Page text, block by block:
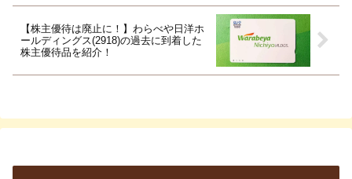
【株主優待は廃止に！】わらべや日洋ホ
ールディングス(2918)の過去に到着した
株主優待品を紹介！